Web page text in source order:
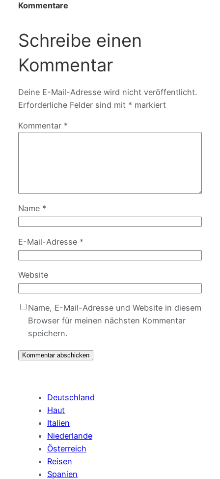
Kommentare
Schreibe einen
Kommentar
Deine E-Mail-Adresse wird nicht veröffentlicht.
Erforderliche Felder sind mit * markiert
Kommentar *
Name *
E-Mail-Adresse *
Website
Name, E-Mail-Adresse und Website in diesem
Browser für meinen nächsten Kommentar
speichern.
Deutschland
Haut
Italien
Niederlande
Österreich
Reisen
Spanien